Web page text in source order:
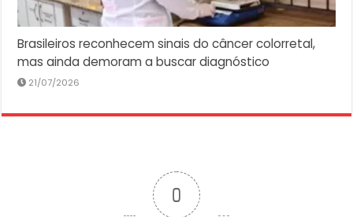
Brasileiros reconhecem sinais do câncer colorretal,
mas ainda demoram a buscar diagnóstico
21/07/2026
0